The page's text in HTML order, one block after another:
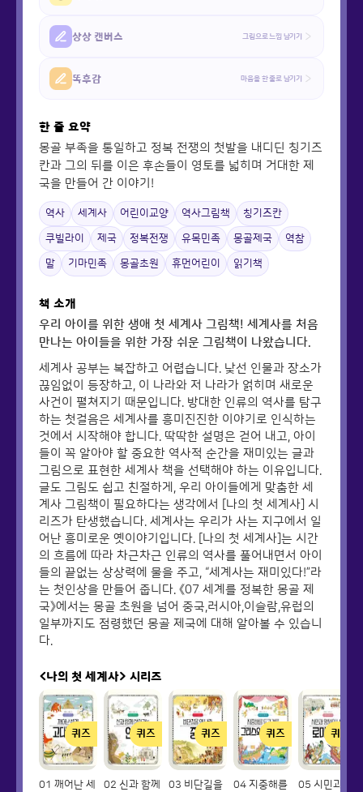
상상 캔버스 그림으로 느낌 남기기
똑후감 마음을 한 줄로 남기기
한 줄 요약
몽골 부족을 통일하고 정복 전쟁의 첫발을 내디딘 칭기즈
칸과 그의 뒤를 이은 후손들이 영토를 넓히며 거대한 제
국을 만들어 간 이야기!
역사 세계사 어린이교양 역사그림책 칭기즈칸
쿠빌라이 제국 정복전쟁 유목민족 몽골제국 역참
말 기마민족 몽골초원 휴먼어린이 읽기책
책 소개
우리 아이를 위한 생애 첫 세계사 그림책! 세계사를 처음
만나는 아이들을 위한 가장 쉬운 그림책이 나왔습니다.
세계사 공부는 복잡하고 어렵습니다. 낯선 인물과 장소가
끊임없이 등장하고, 이 나라와 저 나라가 얽히며 새로운
사건이 펼쳐지기 때문입니다. 방대한 인류의 역사를 탐구
하는 첫걸음은 세계사를 흥미진진한 이야기로 인식하는
것에서 시작해야 합니다. 딱딱한 설명은 걷어 내고, 아이
들이 꼭 알아야 할 중요한 역사적 순간을 재미있는 글과
그림으로 표현한 세계사 책을 선택해야 하는 이유입니다.
글도 그림도 쉽고 친절하게, 우리 아이들에게 맞춤한 세
계사 그림책이 필요하다는 생각에서 [나의 첫 세계사] 시
리즈가 탄생했습니다. 세계사는 우리가 사는 지구에서 일
어난 흥미로운 옛이야기입니다. [나의 첫 세계사]는 시간
의 흐름에 따라 차근차근 인류의 역사를 풀어내면서 아이
들의 끝없는 상상력에 물을 주고, “세계사는 재미있다!”라
는 첫인상을 만들어 줍니다. 《07 세계를 정복한 몽골 제
국》에서는 몽골 초원을 넘어 중국,러시아,이슬람,유럽의
일부까지도 점령했던 몽골 제국에 대해 알아볼 수 있습니
다.
<나의 첫 세계사> 시리즈
퀴즈
01 깨어난 세
퀴즈
02 신과 함께
퀴즈
03 비단길을
퀴즈
04 지중해를
퀴즈
05 시민과 황